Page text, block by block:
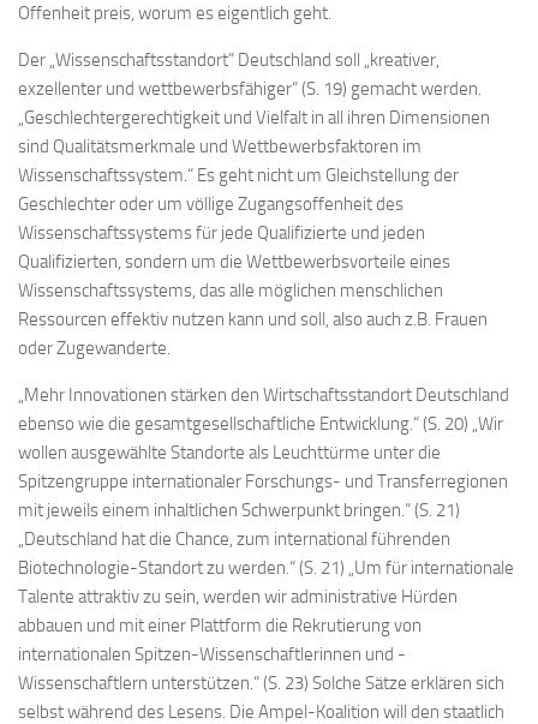
Offenheit preis, worum es eigentlich geht.
Der „Wissenschaftsstandort“ Deutschland soll „kreativer,
exzellenter und wettbewerbsfähiger“ (S. 19) gemacht werden.
„Geschlechtergerechtigkeit und Vielfalt in all ihren Dimensionen
sind Qualitätsmerkmale und Wettbewerbsfaktoren im
Wissenschaftssystem.“ Es geht nicht um Gleichstellung der
Geschlechter oder um völlige Zugangsoffenheit des
Wissenschaftssystems für jede Qualifizierte und jeden
Qualifizierten, sondern um die Wettbewerbsvorteile eines
Wissenschaftssystems, das alle möglichen menschlichen
Ressourcen effektiv nutzen kann und soll, also auch z.B. Frauen
oder Zugewanderte.
„Mehr Innovationen stärken den Wirtschaftsstandort Deutschland
ebenso wie die gesamtgesellschaftliche Entwicklung.“ (S. 20) „Wir
wollen ausgewählte Standorte als Leuchttürme unter die
Spitzengruppe internationaler Forschungs- und Transferregionen
mit jeweils einem inhaltlichen Schwerpunkt bringen.“ (S. 21)
„Deutschland hat die Chance, zum international führenden
Biotechnologie-Standort zu werden.“ (S. 21) „Um für internationale
Talente attraktiv zu sein, werden wir administrative Hürden
abbauen und mit einer Plattform die Rekrutierung von
internationalen Spitzen-Wissenschaftlerinnen und -
Wissenschaftlern unterstützen.“ (S. 23) Solche Sätze erklären sich
selbst während des Lesens. Die Ampel-Koalition will den staatlich